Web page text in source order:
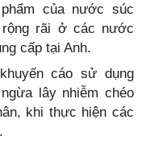
của nước súc
rãi ở các nước
cấp tại Anh.
cáo sử dụng
lây nhiễm chéo
khi thực hiện các